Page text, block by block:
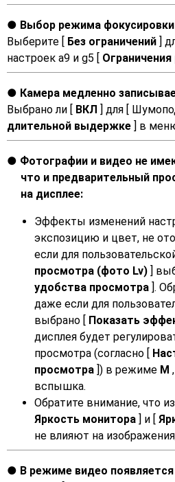
Выбор режима
Выберите [ Без ограничений ]
настроек a9 и g5 [
Камера медленно
Выбрано ли [ ВКЛ ] для [
длительной выдержке ] в
Фотографии и видео не
что и предварительный
на дисплее:
Эффекты изменений
экспозицию и цвет, не
если для
просмотра (фото Lv) ]
удобства просмотра ].
даже если для
выбрано [ Показать
дисплея будет
просмотра (согласно [
просмотра ]) в режиме M
вспышка.
Обратите внимание, что
Яркость монитора ] и [
не влияют на
В режиме видео